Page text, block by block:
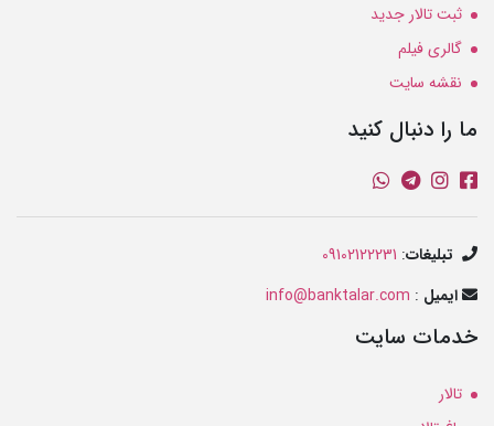
ثبت تالار جدید
گالری فیلم
نقشه سایت
ما را دنبال کنید
تبلیغات:
09102122231
ایمیل :
info@banktalar.com
خدمات سایت
تالار